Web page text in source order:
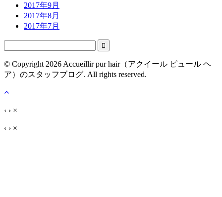
2017年9月
2017年8月
2017年7月

© Copyright 2026 Accueillir pur hair（アクイール ピュール ヘ
ア）のスタッフブログ. All rights reserved.
‹ › ×
‹ › ×